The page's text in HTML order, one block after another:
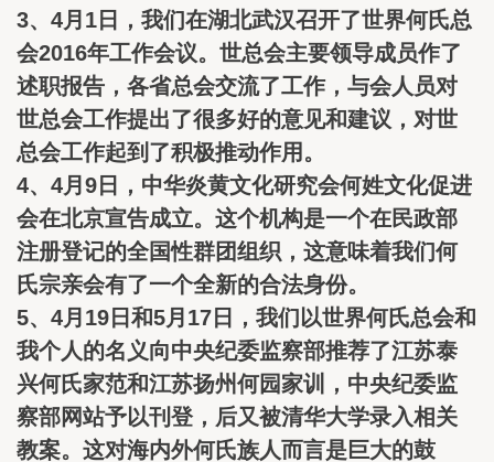
3、4月1日，我们在湖北武汉召开了世界何氏总
会2016年工作会议。世总会主要领导成员作了
述职报告，各省总会交流了工作，与会人员对
世总会工作提出了很多好的意见和建议，对世
总会工作起到了积极推动作用。
4、4月9日，中华炎黄文化研究会何姓文化促进
会在北京宣告成立。这个机构是一个在民政部
注册登记的全国性群团组织，这意味着我们何
氏宗亲会有了一个全新的合法身份。
5、4月19日和5月17日，我们以世界何氏总会和
我个人的名义向中央纪委监察部推荐了江苏泰
兴何氏家范和江苏扬州何园家训，中央纪委监
察部网站予以刊登，后又被清华大学录入相关
教案。这对海内外何氏族人而言是巨大的鼓